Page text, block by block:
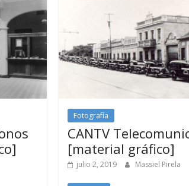
Fotografía
CANTV
[material gráfico]
julio 2, 2019 Massiel Pirela